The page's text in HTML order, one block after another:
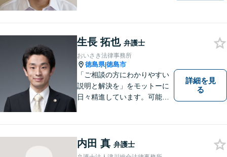
務整理など）を中心に、社会
的事件にも対応いたします。
お気軽にご相談ください。
生長 拓也 弁護士
おいさき法律事務所
徳島県|徳島市
「ご相談の方にわかりやすい
説明と解決を」をモットーに
日々精進しています。可能な
詳細を見
る
内田 真 弁護士